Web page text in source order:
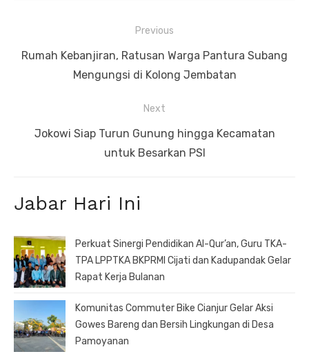
pos
Previous
Previous
Rumah Kebanjiran, Ratusan Warga Pantura Subang
Mengungsi di Kolong Jembatan
Next
NextJokowi Siap Turun Gunung hingga Kecamatan
untuk Besarkan PSI
Jabar Hari Ini
Perkuat Sinergi Pendidikan Al-Qur’an, Guru TKA-
TPA LPPTKA BKPRMI Cijati dan Kadupandak Gelar
Rapat Kerja Bulanan
Komunitas Commuter Bike Cianjur Gelar Aksi
Gowes Bareng dan Bersih Lingkungan di Desa
Pamoyanan